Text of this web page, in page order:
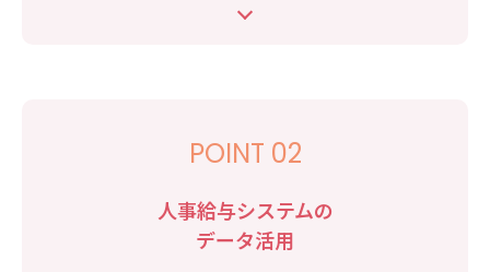
POINT 02
人事給与システムの
データ活用